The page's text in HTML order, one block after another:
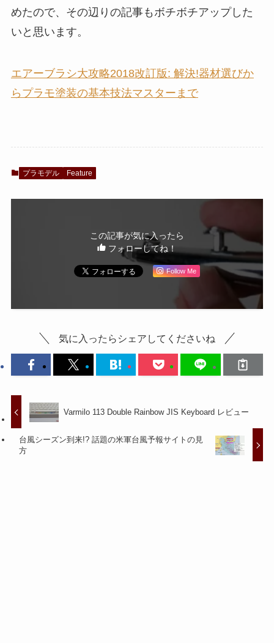
めたので、その辺りの記事もボチボチアップした
いと思います。
エアーブラシ大攻略2018改訂版: 解決!器材選びか
らプラモ塗装の基本技法マスターまで
プラモデル Feature
この記事が気に入ったら
フォローしてね！
Follow Me
気に入ったらシェアしてくださいね
Varmilo 113 Double Rainbow JIS Keyboard レビュー
台風シーズン到来!? 話題の米軍台風予報サイトの見
方